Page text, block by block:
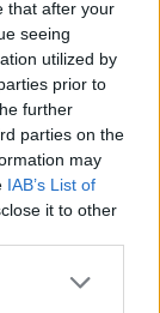
that after your
seeing
utilized by
prior to
further
parties on the
may
IAB’s List of
it to other
Google
a
a
a csere, 4,2
hetedik helyre